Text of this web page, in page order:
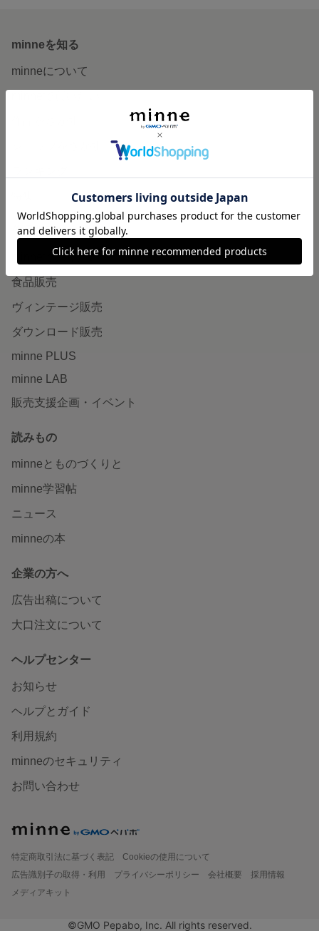
minneを知る
minneについて
作品販売について
minneで売りたい
食品販売
ヴィンテージ販売
ダウンロード販売
minne PLUS
minne LAB
販売支援企画・イベント
読みもの
minneとものづくりと
minne学習帖
ニュース
minneの本
企業の方へ
広告出稿について
大口注文について
ヘルプセンター
お知らせ
ヘルプとガイド
利用規約
minneのセキュリティ
お問い合わせ
特定商取引法に基づく表記
Cookieの使用について
広告識別子の取得・利用
プライバシーポリシー 会社概要
採用情報
メディアキット
©GMO Pepabo, Inc. All rights reserved.